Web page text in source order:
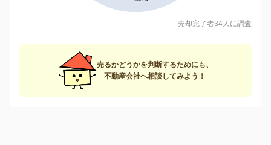
売却完了者34人に調査
売るかどうかを判断するためにも、
不動産会社へ相談してみよう！